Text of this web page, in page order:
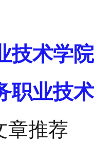
技术学院
职业技
章推荐